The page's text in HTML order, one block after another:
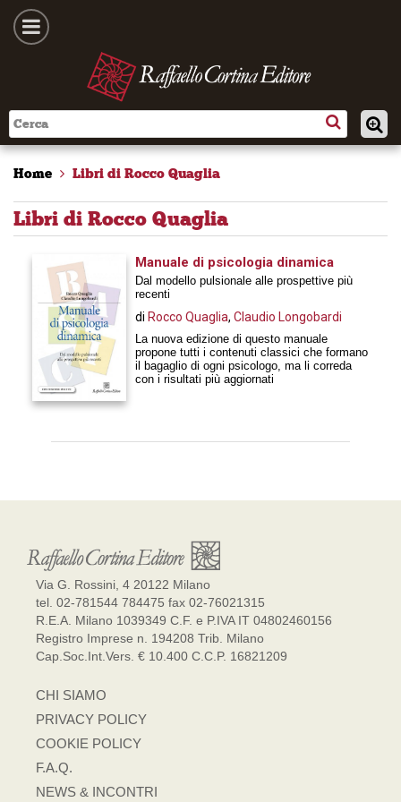
Home Libri di Rocco Quaglia
Libri di Rocco Quaglia
Manuale di psicologia dinamica
Dal modello pulsionale alle prospettive più
recenti
di Rocco Quaglia, Claudio Longobardi
La nuova edizione di questo manuale
propone tutti i contenuti classici che formano
il bagaglio di ogni psicologo, ma li correda
con i risultati più aggiornati
Via G. Rossini, 4 20122 Milano
tel. 02-781544 784475 fax 02-76021315
R.E.A. Milano 1039349 C.F. e P.IVA IT 04802460156
Registro Imprese n. 194208 Trib. Milano
Cap.Soc.Int.Vers. € 10.400 C.C.P. 16821209
CHI SIAMO
PRIVACY POLICY
COOKIE POLICY
F.A.Q.
NEWS & INCONTRI